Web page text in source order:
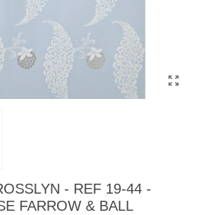
- REF 19-44 -
FARROW & BALL